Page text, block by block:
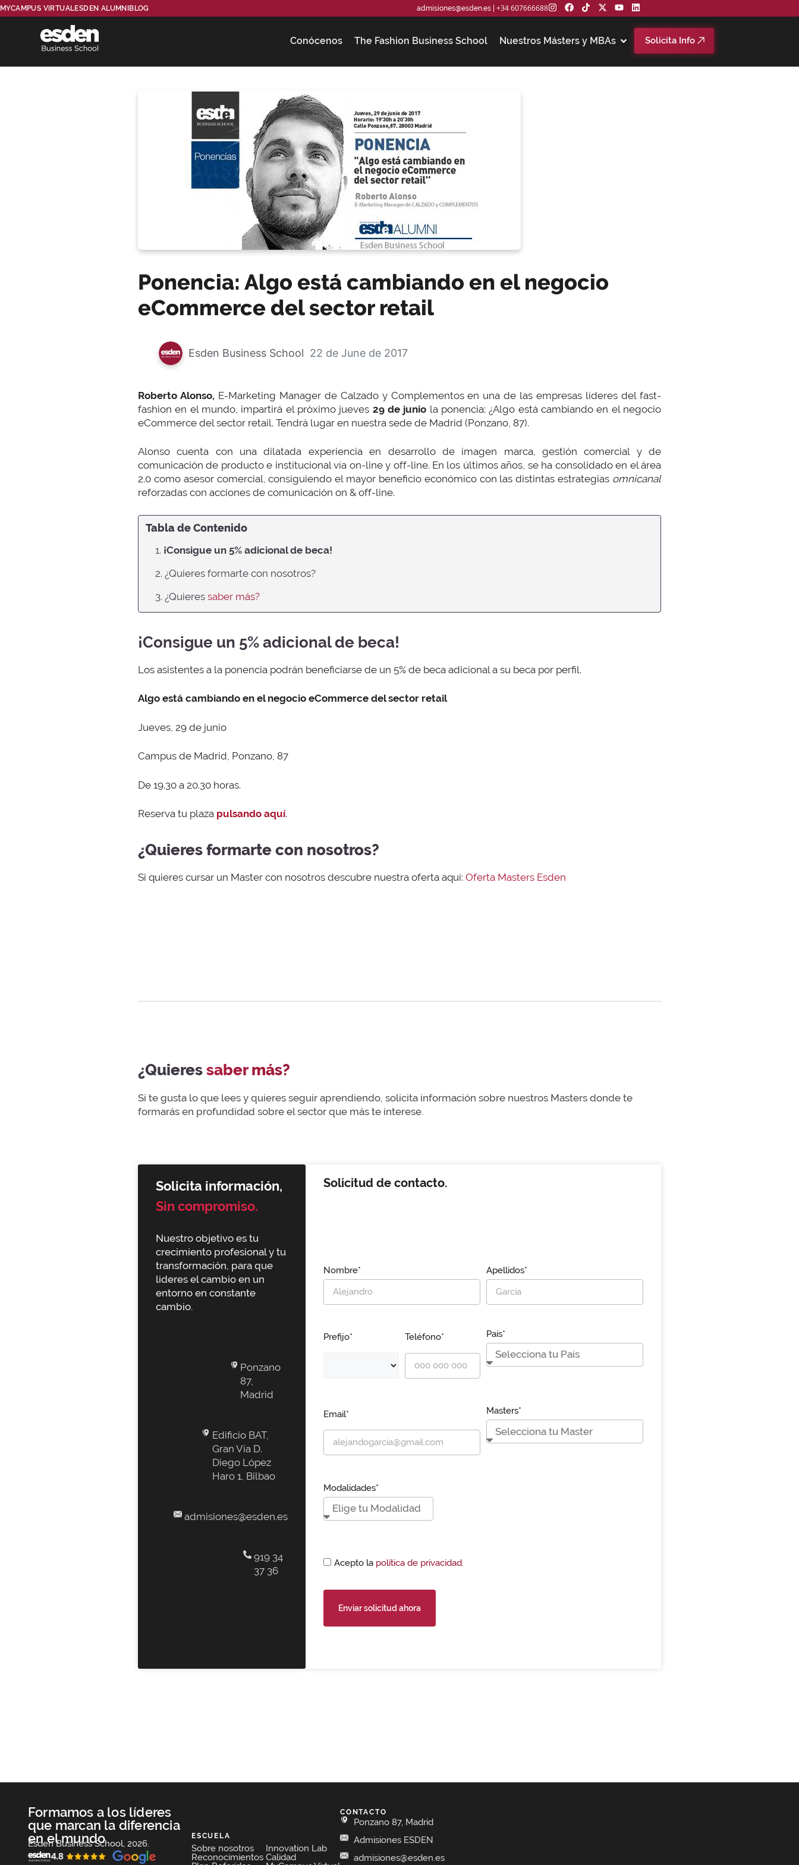
MYCAMPUS VIRTUALESDEN ALUMNI BLOG admisiones@esden.es| +34 607666688
Conócenos The Fashion Business School Nuestros Másters y MBAs Solicita Info
Ponencia: Algo está cambiando en el negocio
eCommerce del sector retail
Esden Business School 22 de June de 2017
Roberto Alonso, E-Marketing Manager de Calzado y Complementos en una de las empresas líderes del fast-
fashion en el mundo, impartirá el próximo jueves 29 de junio la ponencia: ¿Algo está cambiando en el negocio
eCommerce del sector retail. Tendrá lugar en nuestra sede de Madrid (Ponzano, 87).
Alonso cuenta con una dilatada experiencia en desarrollo de imagen marca, gestión comercial y de
comunicación de producto e institucional vía on-line y off-line. En los últimos años, se ha consolidado en el área
2.0 como asesor comercial, consiguiendo el mayor beneficio económico con las distintas estrategias omnicanal
reforzadas con acciones de comunicación on & off-line.
Tabla de Contenido
1. ¡Consigue un 5% adicional de beca!
2. ¿Quieres formarte con nosotros?
3. ¿Quieres saber más?
¡Consigue un 5% adicional de beca!
Los asistentes a la ponencia podrán beneficiarse de un 5% de beca adicional a su beca por perfil.
Algo está cambiando en el negocio eCommerce del sector retail
Jueves, 29 de junio
Campus de Madrid, Ponzano, 87
De 19.30 a 20.30 horas.
Reserva tu plaza pulsando aquí.
¿Quieres formarte con nosotros?
Si quieres cursar un Master con nosotros descubre nuestra oferta aquí: Oferta Masters Esden
¿Quieressaber más?
Si te gusta lo que lees y quieres seguir aprendiendo, solicita información sobre nuestros Masters donde te
formarás en profundidad sobre el sector que más te interese.
Solicita información,
Sin compromiso.
Nuestro objetivo es tu
crecimiento profesional y tu
transformación, para que
lideres el cambio en un
entorno en constante
cambio.
Ponzano
87,
Madrid
Edificio BAT,
Gran Vía D.
Diego López
Haro 1, Bilbao
admisiones@esden.es
919 34
37 36
Solicitud de contacto.
Nombre* Apellidos*
Prefijo* Teléfono* País*
Email* Masters*
Modalidades*
Acepto la política de privacidad.
Enviar solicitud ahora
Formamos a los líderes
que marcan la diferencia
en el mundo
Esden Business School, 2026.
ESCUELA
Sobre nosotros
Innovation Lab
Reconocimientos Calidad
CONTACTO
Ponzano 87, Madrid
Admisiones ESDEN
admisiones@esden.es